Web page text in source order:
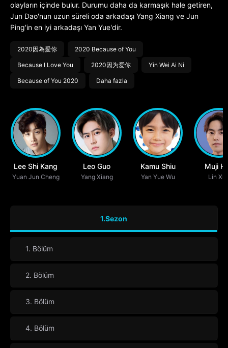
olayların içinde bulur. Durumu daha da karmaşık hale getiren,
Jun Dao'nun uzun süreli oda arkadaşı Yang Xiang ve Jun
Ping'in en iyi arkadaşı Yan Yue'dir.
2020因為愛你 2020 Because of You
Because I Love You 2020因为爱你 Yin Wei Ai Ni
Because of You 2020 Daha fazla
Lee Shi Kang
Yuan Jun Cheng
Leo Guo
Yang Xiang
Kamu Shiu
Yan Yue Wu
Muji
Lin
1.Sezon
1. Bölüm
2. Bölüm
3. Bölüm
4. Bölüm